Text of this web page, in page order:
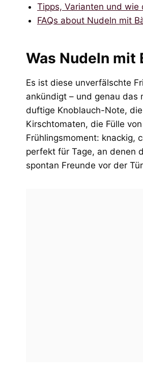
Tipps, Varianten und wie
FAQs about Nudeln mit
Was Nudeln mit
Es ist diese unverfälschte
ankündigt – und genau das
duftige Knoblauch-Note,
Kirschtomaten, die Fülle
Frühlingsmoment: knackig,
perfekt für Tage, an denen
spontan Freunde vor der